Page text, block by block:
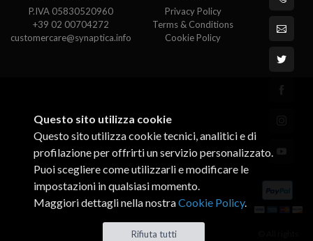
P.IVA 05830520960
+39 02 00704272
customercare@synaptica.info
Privacy Policy
Terms & Conditions
Cookie Policy
Questo sito utilizza cookie
Questo sito utilizza cookie tecnici, analitici e di
profilazione per offrirti un servizio personalizzato.
Puoi scegliere come utilizzarli e modificare le
impostazioni in qualsiasi momento.
Maggiori dettagli nella nostraCookie Policy.
Rifiuta tutti